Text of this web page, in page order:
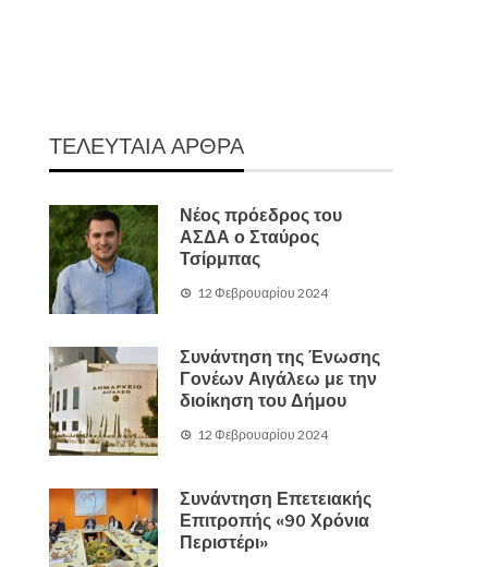
ΤΕΛΕΥΤΑΙΑ ΑΡΘΡΑ
Νέος πρόεδρος του
ΑΣΔΑ ο Σταύρος
Τσίρμπας
12 Φεβρουαρίου 2024
Συνάντηση της Ένωσης
Γονέων Αιγάλεω με την
διοίκηση του Δήμου
12 Φεβρουαρίου 2024
Συνάντηση Επετειακής
Επιτροπής «90 Χρόνια
Περιστέρι»